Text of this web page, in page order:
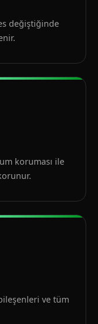
değiştiğinde
koruması ile
ve tüm